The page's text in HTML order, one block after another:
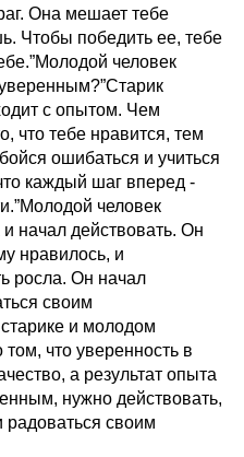
Она мешает тебе
Чтобы победить ее, тебе
человек
с опытом. Чем
что тебе нравится, тем
ошибаться и учиться
каждый шаг вперед -
человек
начал действовать. Он
нравилось, и
росла. Он начал
своим
и молодом
что уверенность в
а результат опыта
нужно действовать,
радоваться своим